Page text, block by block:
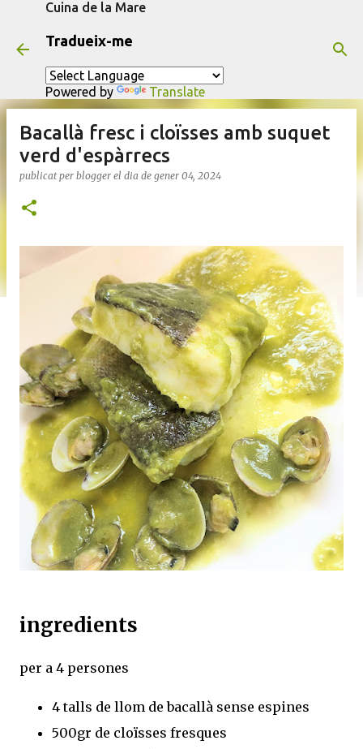
Cuina de la Mare
Tradueix-me
Powered by Translate
Bacallà fresc i cloïsses amb suquet
verd d'espàrrecs
publicat per blogger el dia de gener 04, 2024
ingredients
per a 4 persones
4 talls de llom de bacallà sense espines
500gr de cloïsses fresques